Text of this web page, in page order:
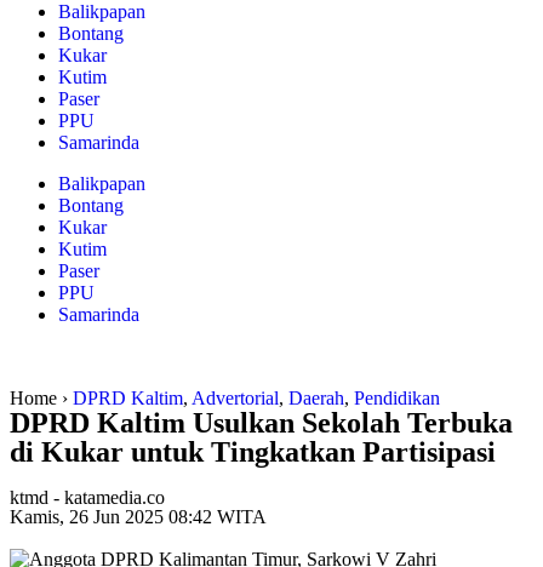
Balikpapan
Bontang
Kukar
Kutim
Paser
PPU
Samarinda
Balikpapan
Bontang
Kukar
Kutim
Paser
PPU
Samarinda
Home › DPRD Kaltim, Advertorial, Daerah, Pendidikan
DPRD Kaltim Usulkan Sekolah Terbuka
di Kukar untuk Tingkatkan Partisipasi
ktmd - katamedia.co
Kamis, 26 Jun 2025 08:42 WITA